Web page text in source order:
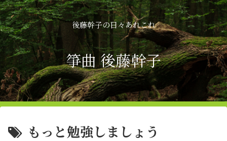
後藤幹子の日々あれこれ
箏曲 後藤幹子
もっと勉強しましょう